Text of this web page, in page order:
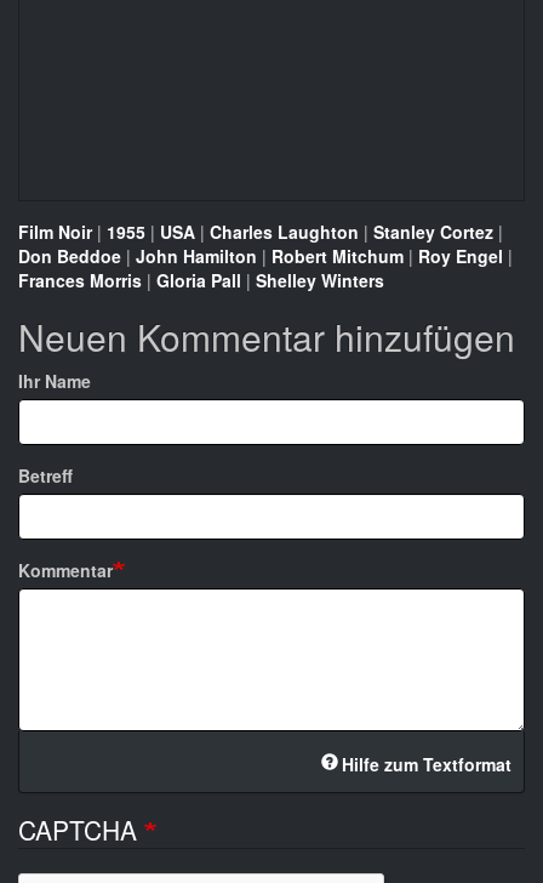
Film Noir| 1955 | USA | Charles Laughton | Stanley Cortez |
Don Beddoe | John Hamilton | Robert Mitchum | Roy Engel |
Frances Morris | Gloria Pall | Shelley Winters
Neuen Kommentar hinzufügen
Ihr Name
Betreff
Kommentar
Hilfe zum Textformat
CAPTCHA